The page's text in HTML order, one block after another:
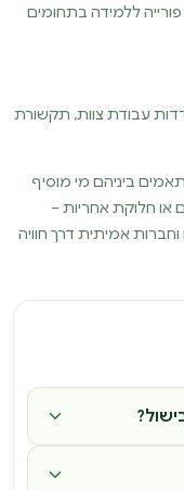
ללמידה בתחומים
עבודת צוות, תקשורת
ביניהם מי מוסיף
או חלוקת אחריות –
אמיתית דרך חוויה